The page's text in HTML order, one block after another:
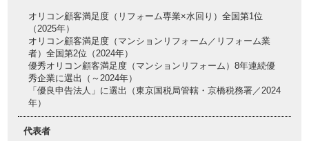
オリコン顧客満足度（リフォーム専業×水回り）全国第1位
（2025年）
オリコン顧客満足度（マンションリフォーム／リフォーム業
者）全国第2位（2024年）
優秀オリコン顧客満足度（マンションリフォーム）8年連続優
秀企業に選出（～2024年）
「優良申告法人」に選出（東京国税局管轄・京橋税務署／2024
年）
代表者